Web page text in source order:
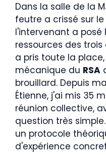
Dans la salle de la
feutre a crissé sur
l'intervenant a posé
ressources des trois
a pris toute la
mécanique du RSA
brouillard. Depuis
Étienne, j'ai mis 35
réunion collective,
question très
un protocole
d'expérience